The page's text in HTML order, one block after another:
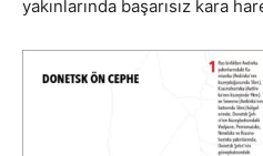
yakınlarında başarısız kara